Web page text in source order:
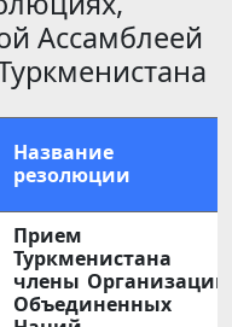
Ассамблеей
Название
резолюции
Прием
Туркменистана в
члены Организации
Объединенных